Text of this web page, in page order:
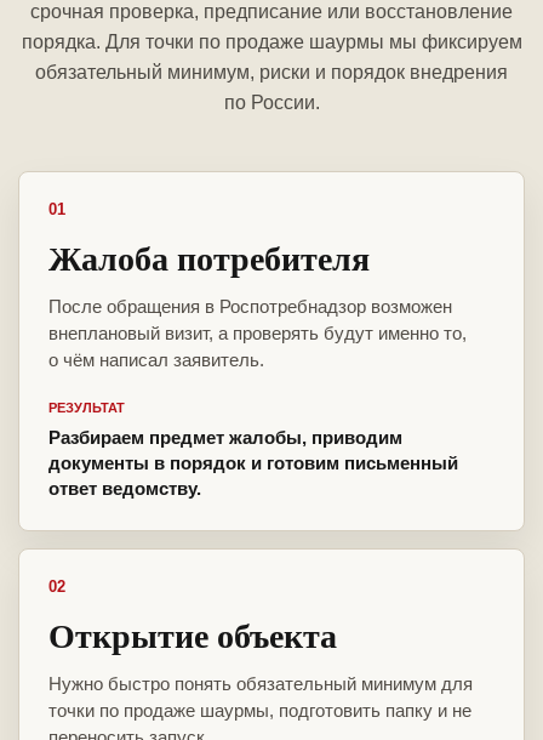
срочная проверка, предписание или восстановление
порядка. Для точки по продаже шаурмы мы фиксируем
обязательный минимум, риски и порядок внедрения
по России.
01
Жалоба потребителя
После обращения в Роспотребнадзор возможен
внеплановый визит, а проверять будут именно то,
о чём написал заявитель.
РЕЗУЛЬТАТ
Разбираем предмет жалобы, приводим
документы в порядок и готовим письменный
ответ ведомству.
02
Открытие объекта
Нужно быстро понять обязательный минимум для
точки по продаже шаурмы, подготовить папку и не